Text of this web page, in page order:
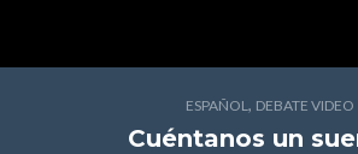
ESPAÑOL, DEBATE VIDEO
Cuéntanos un